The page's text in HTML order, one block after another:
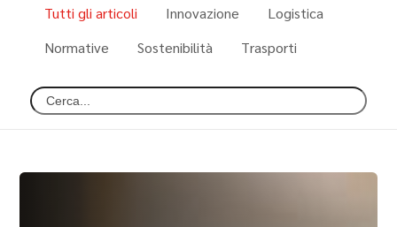
Tutti gli articoli Innovazione
Logistica
Normative
Sostenibilità Trasporti